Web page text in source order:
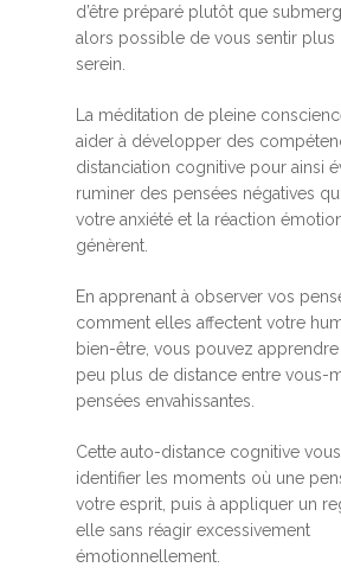
d’être préparé plutôt que
alors possible de vous sentir plus
serein.
La méditation de pleine
aider à développer des
distanciation cognitive pour ainsi
ruminer des pensées négatives
votre anxiété et la réaction
génèrent.
En apprenant à observer vos
comment elles affectent votre
bien-être, vous pouvez
peu plus de distance entre vous-
pensées envahissantes.
Cette auto-distance cognitive
identifier les moments où une
votre esprit, puis à appliquer un
elle sans réagir excessivement
émotionnellement.
et